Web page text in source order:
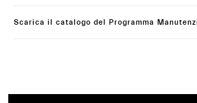
Scarica il catalogo del Programma